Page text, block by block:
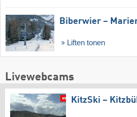
Biberwier –
Liften tonen
Livewebcams
KitzSki –